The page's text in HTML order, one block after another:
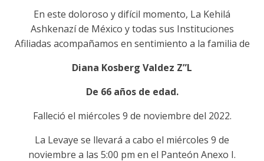
En este doloroso y difícil momento, La Kehilá
Ashkenazí de México y todas sus Instituciones
Afiliadas acompañamos en sentimiento a la familia de
Diana Kosberg Valdez Z”L
De 66 años de edad.
Falleció el miércoles 9 de noviembre del 2022.
La Levaye se llevará a cabo el miércoles 9 de
noviembre a las 5:00 pm en el Panteón Anexo I.